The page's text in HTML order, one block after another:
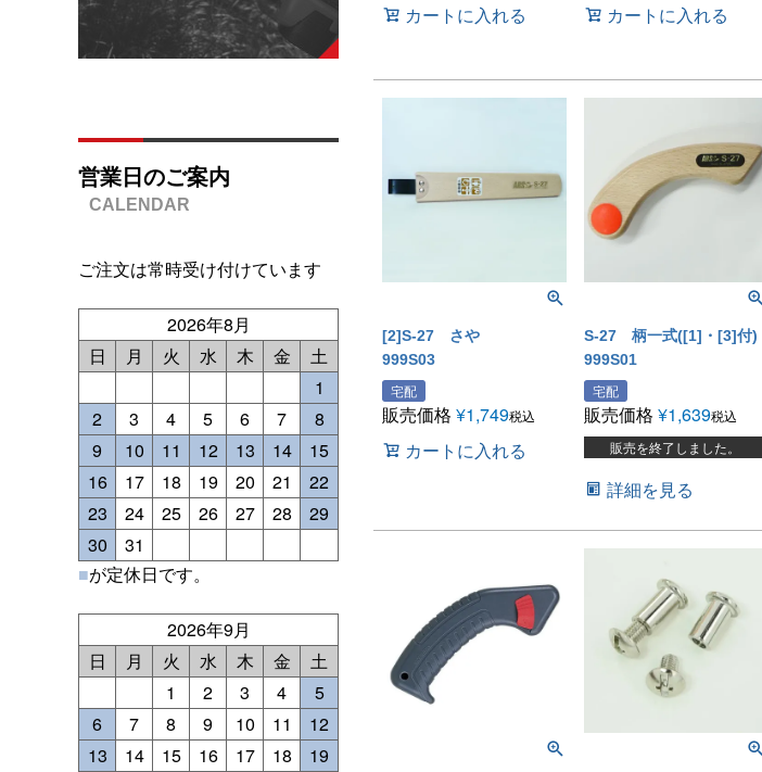
営業日のご案内
ご注文は常時受け付けています
2026年8月
日
月 火 水 木 金
土
1
2
3 4 5 6 7
8
9
10 11 12 13 14
15
16
17 18 19 20 21
22
23
24 25 26 27 28
29
30
31
■が定休日です。
2026年9月
日
月 火 水 木 金
土
1
2 3 4
5
6
7 8 9 10 11
12
13
14 15 16 17 18
19
カートに入れる カートに入れる
[2]S-27 さや
999S03
宅配
販売価格 ¥1,749税込
カートに入れる
S-27 柄一式([1]・[3]付)
999S01
宅配
販売価格 ¥1,639税込
販売を終了しました。
詳細を見る